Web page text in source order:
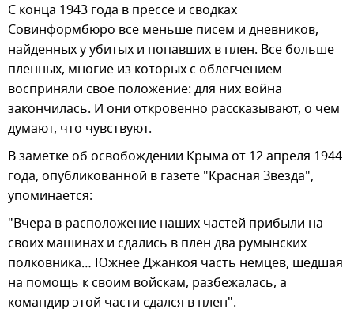
С конца 1943 года в прессе и сводках
Совинформбюро все меньше писем и дневников,
найденных у убитых и попавших в плен. Все больше
пленных, многие из которых с облегчением
восприняли свое положение: для них война
закончилась. И они откровенно рассказывают, о чем
думают, что чувствуют.
В заметке об освобождении Крыма от 12 апреля 1944
года, опубликованной в газете "Красная Звезда",
упоминается:
"Вчера в расположение наших частей прибыли на
своих машинах и сдались в плен два румынских
полковника… Южнее Джанкоя часть немцев, шедшая
на помощь к своим войскам, разбежалась, а
командир этой части сдался в плен".